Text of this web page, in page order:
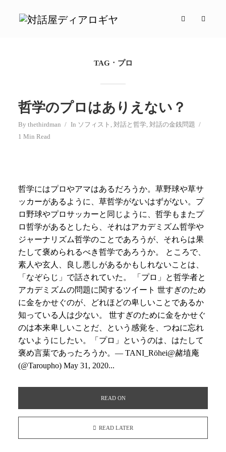
TAG プロ
哲学のプロはありえない？
By thethirdman In ソフィスト , 対話と哲学, 対話の金銭問題
1 Min Read
哲学にはプロやアマはあるだろうか。草野球や草サ
ッカーがあるように、草哲学がないはずがない。プ
ロ野球やプロサッカーと同じように、哲学もまたプ
ロ哲学があるとしたら、それはアカデミズム哲学や
ジャーナリズム哲学のことであろうが、それらは果
たして褒められるべき哲学であろうか。 ところで、
素人や玄人、良し悪しがあるかもしれないことは、
「なぞらじ」で話されていた。 「プロ」と哲学者と
アカデミズムの問題に関するツイート 世すぎのため
に金をかせぐのが、どれほどの卑しいことであるか
知っている人は少ない。 世すぎのために金をかせぐ
のは本来卑しいことだ、という感覚を、つねに忘れ
ないようにしたい。「プロ」というのは、はたして
褒め言葉であったろうか。— TANI_Röhei@赭埴庵
(@Taroupho) May 31, 2020...
READ ON
READ LATER